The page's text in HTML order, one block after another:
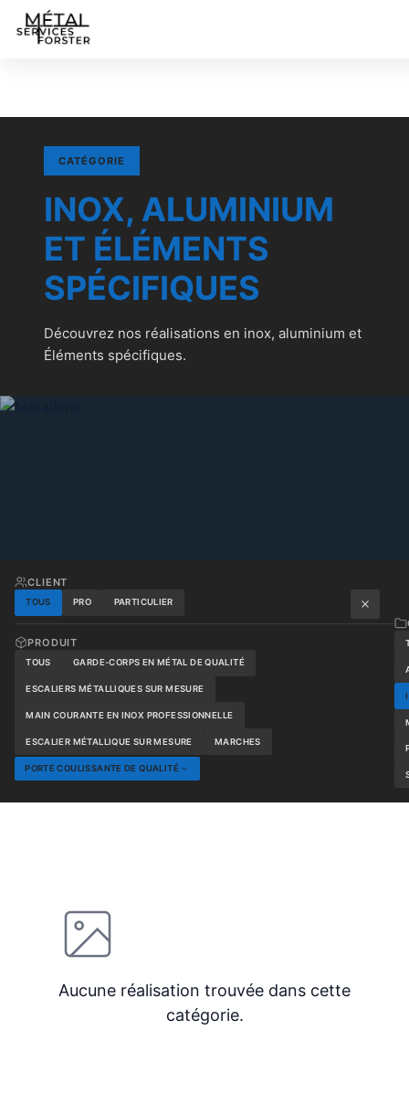
CATÉGORIE
INOX, ALUMINIUM
ET ÉLÉMENTS
SPÉCIFIQUES
Découvrez nos réalisations en inox, aluminium et
Éléments spécifiques.
CLIENT
TOUS PRO PARTICULIER
PRODUIT
TOUS GARDE-CORPS EN MÉTAL DE QUALITÉ
ESCALIERS MÉTALLIQUES SUR MESURE
MAIN COURANTE EN INOX PROFESSIONNELLE
ESCALIER MÉTALLIQUE SUR MESURE MARCHES
PORTE COULISSANTE DE QUALITÉ
Aucune réalisation trouvée dans cette
catégorie.